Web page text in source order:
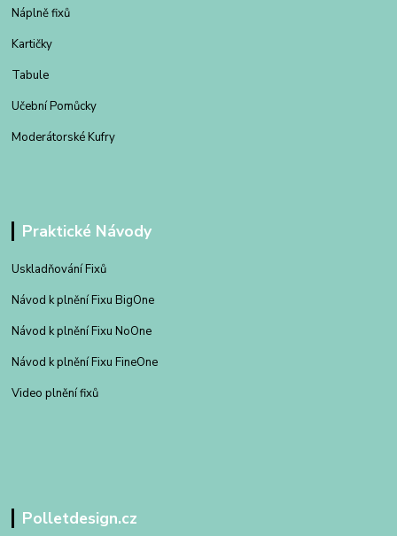
Náplně fixů
Kartičky
Tabule
Učební Pomůcky
Moderátorské Kufry
Praktické Návody
Uskladňování Fixů
Návod k plnění Fixu BigOne
Návod k plnění Fixu NoOne
Návod k plnění Fixu FineOne
Video plnění fixů
Polletdesign.cz